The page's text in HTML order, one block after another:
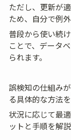
ただし、更新が
ため、自分で例
普段から使い続
ことで、データ
られます。
誤検知の仕組み
る具体的な方法
状況に応じて最
ットと手順を解説